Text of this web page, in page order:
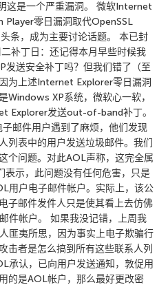
是一个严重漏洞。 微软Internet
Player零日漏洞取代OpenSSL
条，成为主要讨论话题。 本已封
补丁日：还记得本月早些时候我
发送安全补丁吗？但我们错了（至
为上述Internet Explorer零日漏洞
Windows XP系统，微软心一软，
Explorer发送out-of-band补丁。
邮件用户遇到了麻烦，他们发现
列表中的用户发送垃圾邮件。我们
个问题。对此AOL声称，这完全属
表示，此问题没有任何危害，只是
用户电子邮件帐户。实际上，该公
子邮件发件人只是使其看上去仿佛
件帐户。 如果我没记错，上周我
匪夷所思，因为事实上电子欺骗行
击者是怎么搞到所有这些联系人列
承认，已向用户发送通知，敦促用
的是AOL帐户，那么最好更改密